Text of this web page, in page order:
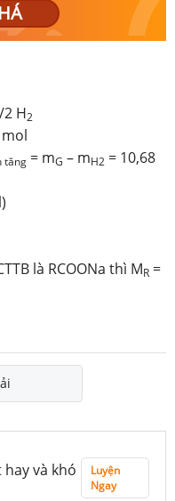
H2
mol
tăng = mG – mH2 = 10,68
là RCOONa thì MR =
và khó
Luyện
Ngay